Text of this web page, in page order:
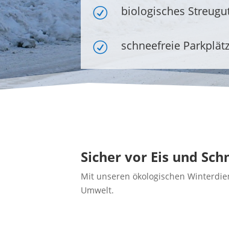
R biologisches
R schneefreie
Sicher vor Eis und
Mit unseren ökologischen
Umwelt.